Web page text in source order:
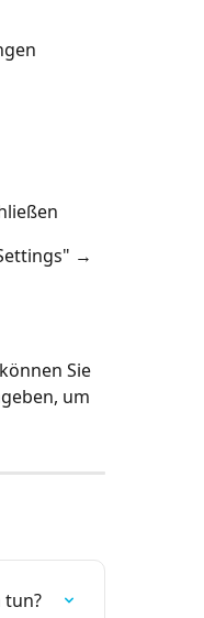
→
Sie
um
tun?